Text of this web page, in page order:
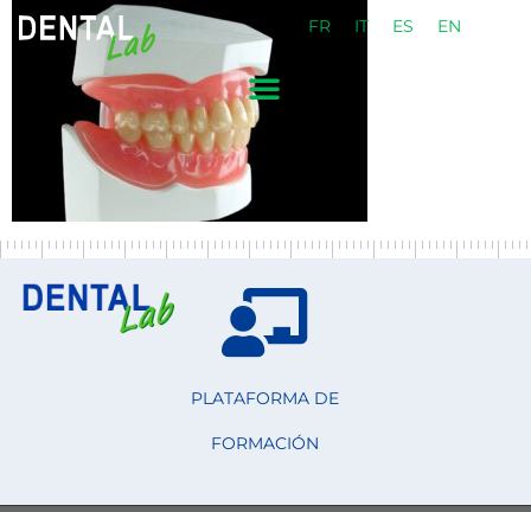
FR IT ES EN
PLATAFORMA DE
FORMACIÓN